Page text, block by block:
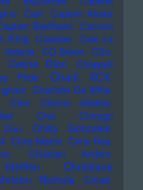
Can
Captain Ahabs
Beefheart Carmen
King Cassiber Cate Le
Valente CD-Boxen
CDs
Celine Dion
Chappell
Pride Charli XCX
Charlotte De Witte
Cher Cherno Jobatey
Chic
Chicago
Duo
Chilly Gonzales
Chris Martin Chris Rea
Christian Anders
Christiane
Nichols Christl